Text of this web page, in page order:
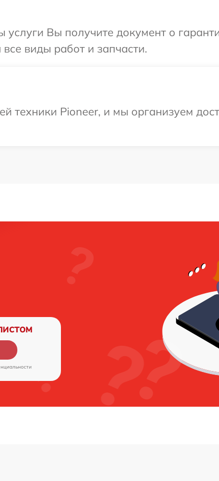
услуги Вы получите документ о
виды работ и запчасти.
техники Pioneer, и мы организуем